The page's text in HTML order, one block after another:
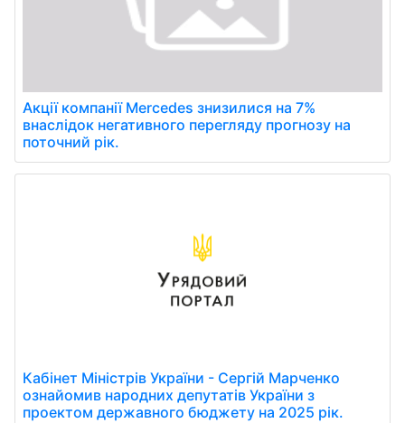
Акції компанії Mercedes знизилися на 7%
внаслідок негативного перегляду прогнозу на
поточний рік.
Кабінет Міністрів України - Сергій Марченко
ознайомив народних депутатів України з
проектом державного бюджету на 2025 рік.